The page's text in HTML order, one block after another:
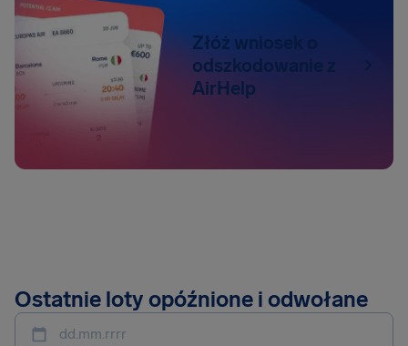
Złóż wniosek o
odszkodowanie z
AirHelp
Ostatnie loty opóźnione i odwołane
dd.mm.rrrr